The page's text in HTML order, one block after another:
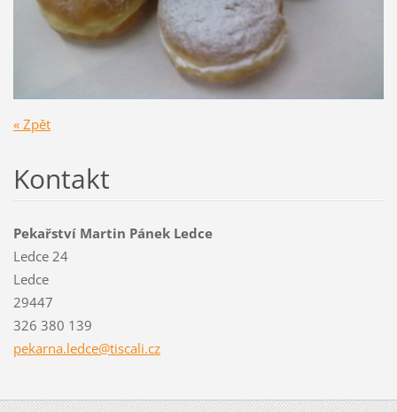
« Zpět
Kontakt
Pekařství Martin Pánek Ledce
Ledce 24
Ledce
29447
326 380 139
pekarna.ledce@tiscali.cz